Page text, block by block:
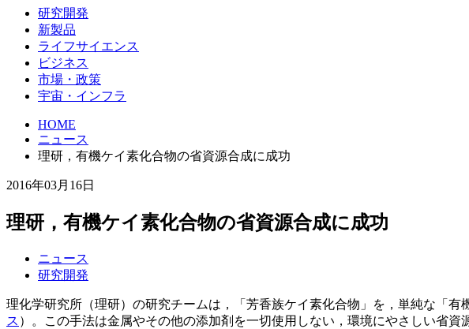
研究開発
新製品
ライフサイエンス
ビジネス
市場・政策
宇宙・インフラ
HOME
ニュース
理研，有機ケイ素化合物の省資源合成に成功
2016年03月16日
理研，有機ケイ素化合物の省資源合成に成功
ニュース
研究開発
理化学研究所（理研）の研究チームは，「芳香族ケイ素化合物」を，単純な「
ス ）。この手法は金属やその他の添加剤を一切使用しない，環境にやさしい省資